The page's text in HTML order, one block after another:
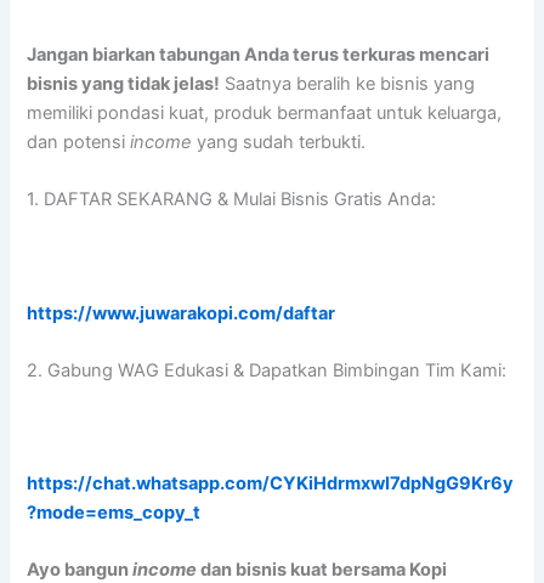
Jangan biarkan tabungan Anda terus terkuras mencari
bisnis yang tidak jelas! Saatnya beralih ke bisnis yang
memiliki pondasi kuat, produk bermanfaat untuk keluarga,
dan potensiincome yang sudah terbukti.
1. DAFTAR SEKARANG & Mulai Bisnis Gratis Anda:
https://www.juwarakopi.com/daftar
2. Gabung WAG Edukasi & Dapatkan Bimbingan Tim Kami:
https://chat.whatsapp.com/CYKiHdrmxwI7dpNgG9Kr6y
?mode=ems_copy_t
Ayo bangunincome dan bisnis kuat bersama Kopi